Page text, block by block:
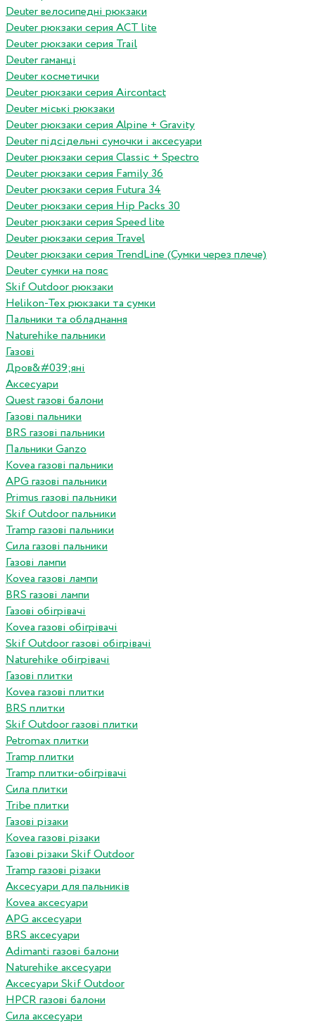
Deuter велосипедні рюкзаки
Deuter рюкзаки серия ACT lite
Deuter рюкзаки серия Trail
Deuter гаманці
Deuter косметички
Deuter рюкзаки серия Aircontact
Deuter міські рюкзаки
Deuter рюкзаки серия Alpine + Gravity
Deuter підсідельні сумочки і аксесуари
Deuter рюкзаки серия Classic + Spectro
Deuter рюкзаки серия Family 36
Deuter рюкзаки серия Futura 34
Deuter рюкзаки серия Hip Packs 30
Deuter рюкзаки серия Speed lite
Deuter рюкзаки серия Travel
Deuter рюкзаки серия TrendLine (Сумки через плече)
Deuter сумки на пояс
Skif Outdoor рюкзаки
Helikon-Tex рюкзаки та сумки
Пальники та обладнання
Naturehike пальники
Газові
Дров&#039;яні
Аксесуари
Quest газові балони
Газові пальники
BRS газові пальники
Пальники Ganzo
Kovea газові пальники
APG газові пальники
Primus газові пальники
Skif Outdoor пальники
Tramp газові пальники
Сила газові пальники
Газові лампи
Kovea газові лампи
BRS газові лампи
Газові обігрівачі
Kovea газові обігрівачі
Skif Outdoor газові обігрівачі
Naturehike обігрівачі
Газові плитки
Kovea газові плитки
BRS плитки
Skif Outdoor газові плитки
Petromax плитки
Tramp плитки
Tramp плитки-обігрівачі
Сила плитки
Tribe плитки
Газові різаки
Kovea газові різаки
Газові різаки Skif Outdoor
Tramp газові різаки
Аксесуари для пальників
Kovea аксесуари
APG аксесуари
BRS аксесуари
Adimanti газові балони
Naturehike аксесуари
Аксесуари Skif Outdoor
HPCR газові балони
Сила аксесуари